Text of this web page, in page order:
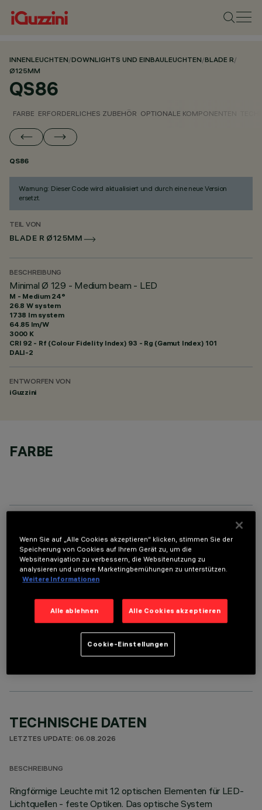
INNENLEUCHTEN/DOWNLIGHTS UND EINBAULEUCHTEN/BLADE R/
Ø125MM
QS86
FARBE ERFORDERLICHES ZUBEHÖR OPTIONALE KOMPONENTEN
QS86
Warnung: Dieser Code wird aktualisiert und durch eine neue Version
ersetzt.
TEIL VON
BLADE R Ø125MM
BESCHREIBUNG
Minimal Ø 129 - Medium beam - LED
M - Medium 24°
26.8 W system
1738 lm system
64.85 lm/W
3000 K
CRI 92 - Rf (Colour Fidelity Index) 93 - Rg (Gamut Index) 101
DALI-2
ENTWORFEN VON
iGuzzini
FARBE
ERFORDERLICHES ZUBEHÖR
Um das Produkt ordnungsgemäß zu installieren und zu betreiben, muss eines der erforderlichen
Zubehörteile bestellt werden:
OPTIONALE KOMPONENTEN
TECHNISCHE DATEN
LETZTES UPDATE: 06.08.2026
BESCHREIBUNG
Ringförmige Leuchte mit 12 optischen Elementen für LED-
Lichtquellen - feste Optiken. Das optische System
Wenn Sie auf „Alle Cookies akzeptieren“ klicken, stimmen Sie der
Speicherung von Cookies auf Ihrem Gerät zu, um die
Websitenavigation zu verbessern, die Websitenutzung zu
analysieren und unsere Marketingbemühungen zu unterstützen.
Weitere Informationen
Alle ablehnen Alle Cookies akzeptieren
Cookie-Einstellungen